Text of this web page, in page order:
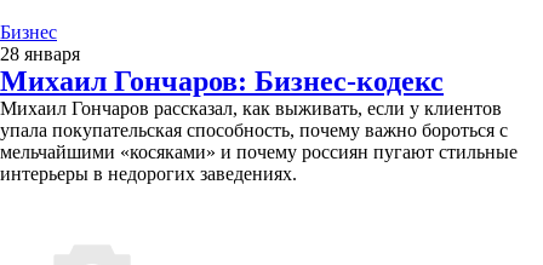
Бизнес
28 января
Михаил Гончаров: Бизнес-кодекс
Михаил Гончаров рассказал, как выживать, если у клиентов
упала покупательская способность, почему важно бороться с
мельчайшими «косяками» и почему россиян пугают стильные
интерьеры в недорогих заведениях.